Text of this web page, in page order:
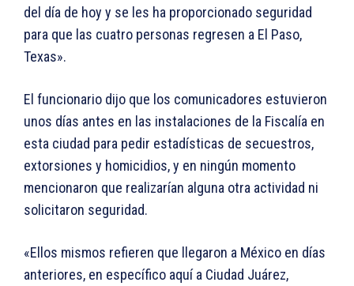
del día de hoy y se les ha proporcionado seguridad
para que las cuatro personas regresen a El Paso,
Texas».
El funcionario dijo que los comunicadores estuvieron
unos días antes en las instalaciones de la Fiscalía en
esta ciudad para pedir estadísticas de secuestros,
extorsiones y homicidios, y en ningún momento
mencionaron que realizarían alguna otra actividad ni
solicitaron seguridad.
«Ellos mismos refieren que llegaron a México en días
anteriores, en específico aquí a Ciudad Juárez,